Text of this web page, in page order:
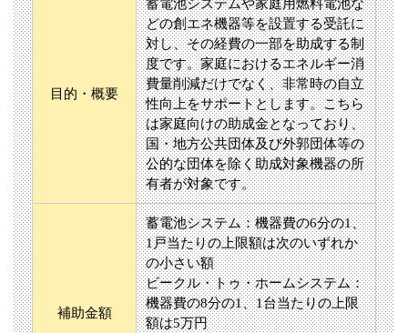
目的・概要
蓄電池システムや家庭用燃料電池な
どの創エネ機器等を設置する受託に
対し、その経費の一部を助成する制
度です。家庭におけるエネルギー消
費量削減だけでなく、非常時の自立
性向上をサポートとします。こちら
は家庭向けの助成金となっており、
国・地方公共団体及び外郭団体等の
公的な団体を除く助成対象機器の所
有者が対象です。
補助金額
蓄電池システム：機器費の6分の1、
1戸当たりの上限額は次のいずれか
の小さい額
ビークル・トゥ・ホームシステム：
機器費の8分の1、1台当たりの上限
額は5万円